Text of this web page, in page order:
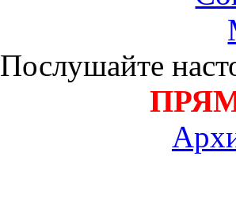
Послушайте